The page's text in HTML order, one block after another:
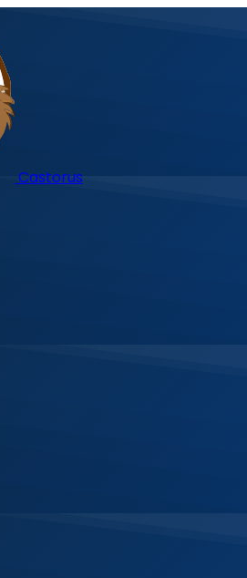
Castorus